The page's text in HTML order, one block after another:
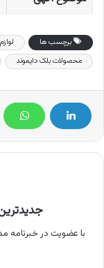
برچسب ها
محصولات بلک دایموند
با عضویت در خبرنامه